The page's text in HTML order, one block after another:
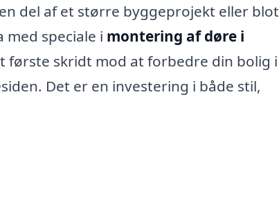
del af et større byggeprojekt eller blot
speciale i montering af døre i
skridt mod at forbedre din bolig i
Det er en investering i både stil,